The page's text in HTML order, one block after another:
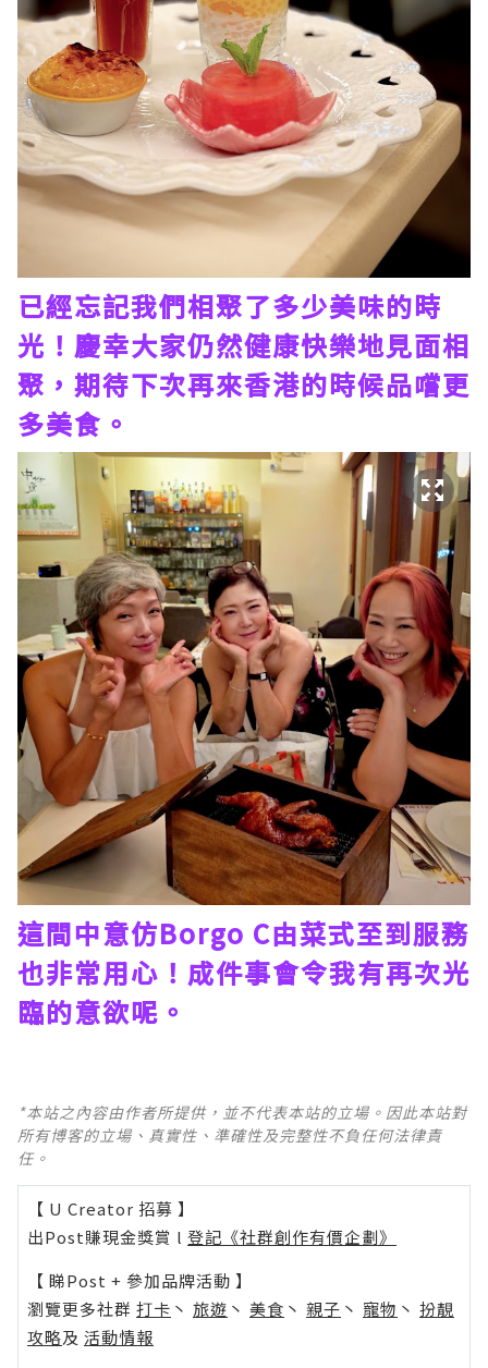
已經忘記我們相聚了多少美味的時
光！慶幸大家仍然健康快樂地見面相
聚，期待下次再來香港的時候品嚐更
多美食。
這間中意仿Borgo C由菜式至到服務
也非常用心！成件事會令我有再次光
臨的意欲呢。
*本站之內容由作者所提供，並不代表本站的立場。因此本站對
所有博客的立場、真實性、準確性及完整性不負任何法律責
任。
【 U Creator 招募 】
出Post賺現金獎賞 l 登記《社群創作有價企劃》
【 睇Post + 參加品牌活動 】
瀏覽更多社群 打卡 丶 旅遊 丶 美食 丶 親子 丶 寵物 丶 扮靚
攻略及 活動情報